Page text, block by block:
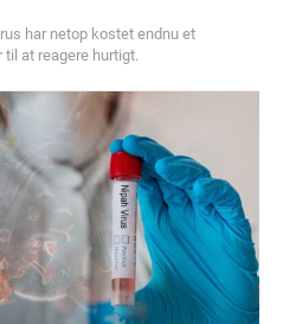
har netop kostet endnu et
at reagere hurtigt.